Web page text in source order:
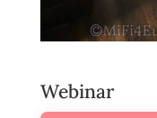
Webinar